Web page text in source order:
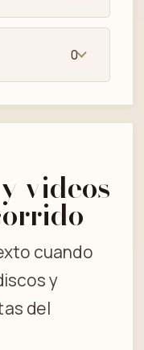
0
videos
cuando
y
del